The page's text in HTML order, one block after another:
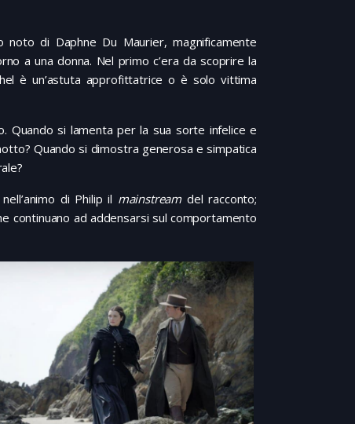
noto di Daphne Du Maurier, magnificamente
a una donna. Nel primo c’era da scoprire la
è un’astuta approfittatrice o è solo vittima
Quando si lamenta per la sua sorte infelice e
Quando si dimostra generosa e simpatica
di Philip il mainstreamdel racconto;
continuano ad addensarsi sul comportamento